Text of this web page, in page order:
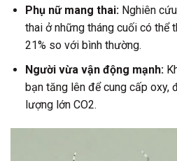
Phụ nữ mang thai:Nghiên
thai ở những tháng cuối có thể
21% so với bình thường.
Người vừa vận động mạnh:
bạn tăng lên để cung cấp oxy,
lượng lớn CO2.